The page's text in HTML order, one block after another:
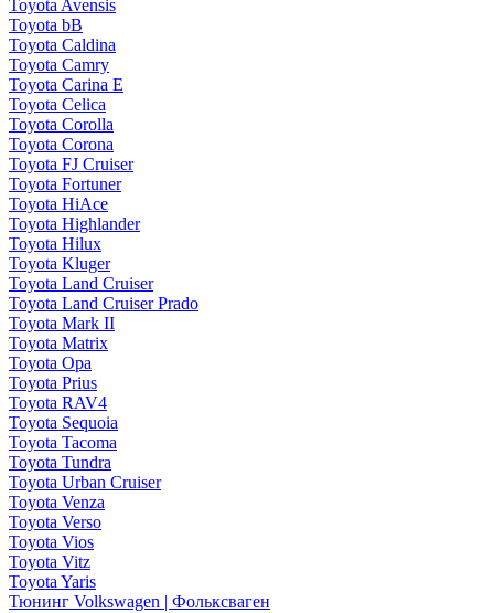
Toyota Avensis
Toyota bB
Toyota Caldina
Toyota Camry
Toyota Carina E
Toyota Celica
Toyota Corolla
Toyota Corona
Toyota FJ Cruiser
Toyota Fortuner
Toyota HiAce
Toyota Highlander
Toyota Hilux
Toyota Kluger
Toyota Land Cruiser
Toyota Land Cruiser Prado
Toyota Mark II
Toyota Matrix
Toyota Opa
Toyota Prius
Toyota RAV4
Toyota Sequoia
Toyota Tacoma
Toyota Tundra
Toyota Urban Cruiser
Toyota Venza
Toyota Verso
Toyota Vios
Toyota Vitz
Toyota Yaris
Тюнинг Volkswagen | Фольксваген